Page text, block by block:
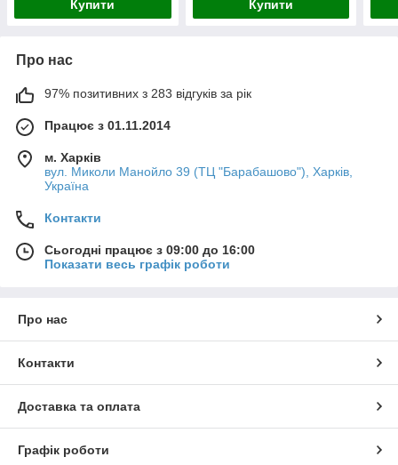
Купити Купити
Про нас
97% позитивних з 283 відгуків за рік
Працює з 01.11.2014
м. Харків
вул. Миколи Манойло 39 (ТЦ "Барабашово"), Харків,
Україна
Контакти
Сьогодні працює з 09:00 до 16:00
Показати весь графік роботи
Про нас
Контакти
Доставка та оплата
Графік роботи